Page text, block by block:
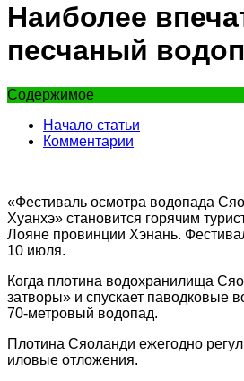
Наиболее
песчаный
Содержимое
Начало статьи
Комментарии
«Фестиваль осмотра водопада
Хуанхэ» становится горячим
Лояне провинции Хэнань.
10 июля.
Когда плотина водохранилища
затворы» и спускает паводковые
70-метровый водопад.
Плотина Сяоланди ежегодно
иловые отложения.